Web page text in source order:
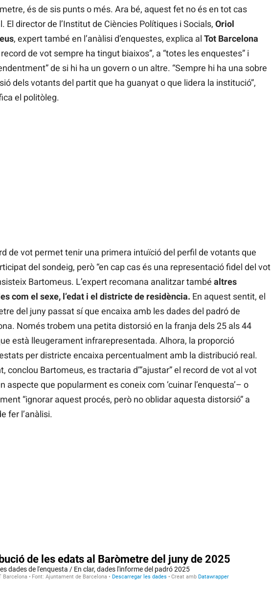
és de sis punts o més. Ara bé, aquest fet no és en tot cas
El director de l’Institut de Ciències Polítiques i Socials, Oriol
, expert també en l’anàlisi d’enquestes, explica al Tot Barcelona
record de vot sempre ha tingut biaixos”, a “totes les enquestes” i
de si hi ha un govern o un altre. “Sempre hi ha una sobre
dels votants del partit que ha guanyat o que lidera la institució”,
el politòleg.
de vot permet tenir una primera intuïció del perfil de votants que
del sondeig, però “en cap cas és una representació fidel del vot
Bartomeus. L’expert recomana analitzar també altres
com el sexe, l’edat i el districte de residència. En aquest sentit, el
del juny passat sí que encaixa amb les dades del padró de
Només trobem una petita distorsió en la franja dels 25 als 44
està lleugerament infrarepresentada. Alhora, la proporció
per districte encaixa percentualment amb la distribució real.
conclou Bartomeus, es tractaria d’”ajustar” el record de vot al vot
aspecte que popularment es coneix com ‘cuinar l’enquesta’– o
“ignorar aquest procés, però no oblidar aquesta distorsió” a
fer l’anàlisi.